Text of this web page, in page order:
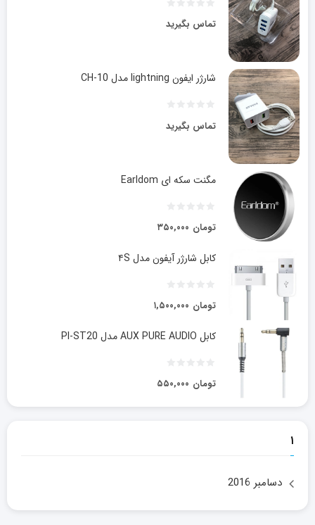
تماس بگیرید
شارژر ایفون lightning مدل CH-10
تماس بگیرید
مگنت سکه ای Earldom
۳۵۰,۰۰۰ تومان
کابل شارژر آیفون مدل ۴S
۱,۵۰۰,۰۰۰ تومان
کابل AUX PURE AUDIO مدل PI-ST20
۵۵۰,۰۰۰ تومان
۱
دسامبر 2016